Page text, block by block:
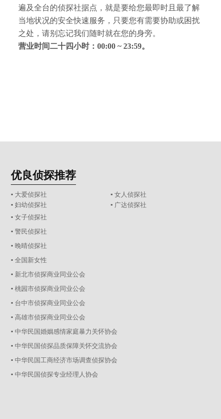
遍及全台的侦探社据点，就是要给您最即时且最了解
当地状况的安全快速服务，只要您有需要协助或困扰
之处，请别忘记我们随时就在您的身旁。
营业时间二十四小时：00:00 ~ 23:59。
优良侦探推荐
▪ 大爱侦探社
▪ 女人侦探社
▪ 妇幼侦探社
▪ 广达侦探社
▪ 女子侦探社
▪ 警民侦探社
▪ 晚晴侦探社
▪ 全国新女性
▪ 新北市侦探商业同业公会
▪ 桃园市侦探商业同业公会
▪ 台中市侦探商业同业公会
▪ 高雄市侦探商业同业公会
▪ 中华民国婚姻感情家庭暴力关怀协会
▪ 中华民国侦探品质保障关怀交流协会
▪ 中华民国工商经济市场调查侦探协会
▪ 中华民国侦探专业经理人协会